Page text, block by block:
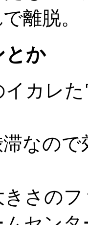
離脱。
とか
カレ
なの
さの